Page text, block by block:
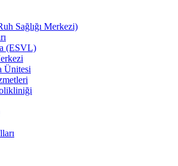
Sağlığı Merkezi)
(ESVL)
Ünitesi